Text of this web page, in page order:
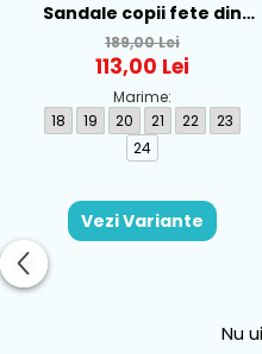
Sandale copii fete din
textil Biomecanics, Roz -
262177-A032
189,00 Lei
113,00 Lei
Marime:
18
19 20 21 22
23
24
Vezi Variante
Nu